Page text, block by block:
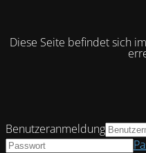
Diese Seite befindet sich
Benutzeranmeldung